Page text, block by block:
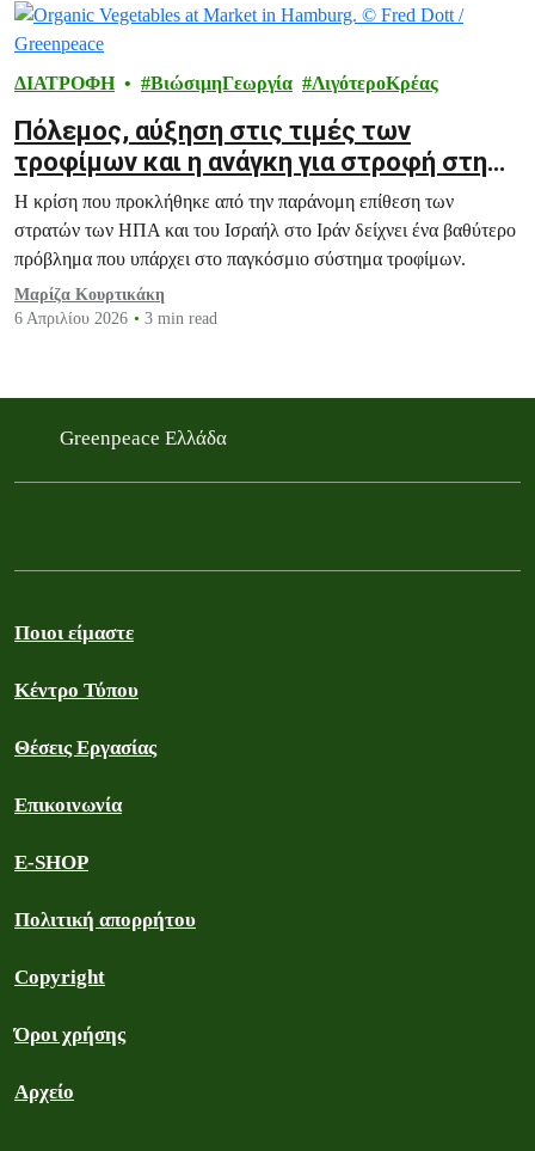
ΔΙΑΤΡΟΦΗ ΒιώσιμηΓεωργία ΛιγότεροΚρέας
Πόλεμος, αύξηση στις τιμές των
τροφίμων και η ανάγκη για στροφή στη
βιώσιμη γεωργία
Η κρίση που προκλήθηκε από την παράνομη επίθεση των
στρατών των ΗΠΑ και του Ισραήλ στο Ιράν δείχνει ένα βαθύτερο
πρόβλημα που υπάρχει στο παγκόσμιο σύστημα τροφίμων.
Μαρίζα Κουρτικάκη
6 Απριλίου 2026
3 min read
Greenpeace Ελλάδα
Ποιοι είμαστε
Κέντρο Τύπου
Θέσεις Εργασίας
Επικοινωνία
E-SHOP
Πολιτική απορρήτου
Copyright
Όροι χρήσης
Αρχείο